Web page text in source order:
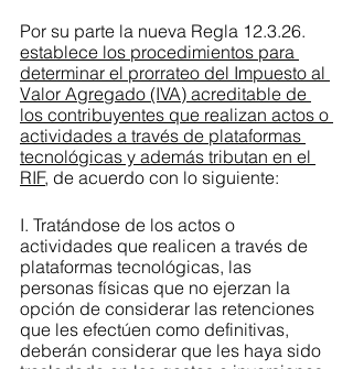
Por su parte la nueva Regla 12.3.26.
establece los procedimientos para
determinar el prorrateo del Impuesto al
Valor Agregado (IVA) acreditable de
los contribuyentes que realizan actos o
actividades a través de plataformas
tecnológicas y además tributan en el
RIF, de acuerdo con lo siguiente:
I. Tratándose de los actos o
actividades que realicen a través de
plataformas tecnológicas, las
personas físicas que no ejerzan la
opción de considerar las retenciones
que les efectúen como definitivas,
deberán considerar que les haya sido